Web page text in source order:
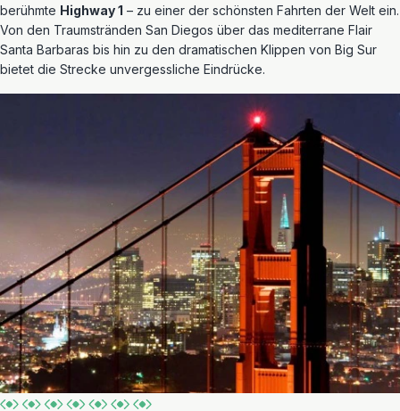
berühmte Highway 1 – zu einer der schönsten Fahrten der Welt ein.
Von den Traumstränden San Diegos über das mediterrane Flair
Santa Barbaras bis hin zu den dramatischen Klippen von Big Sur
bietet die Strecke unvergessliche Eindrücke.